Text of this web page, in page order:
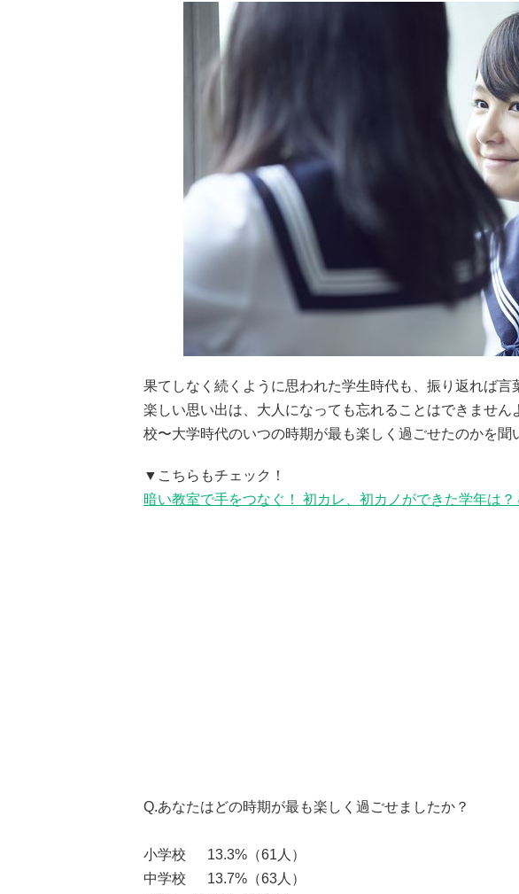
果てしなく続くように思われた学生時代も、振り返れば
楽しい思い出は、大人になっても忘れることはできませ
校〜大学時代のいつの時期が最も楽しく過ごせたのかを聞
▼こちらもチェック！
暗い教室で手をつなぐ！ 初カレ、初カノができた学年は？
Q.あなたはどの時期が最も楽しく過ごせましたか？
小学校 13.3%（61人）
中学校 13.7%（63人）